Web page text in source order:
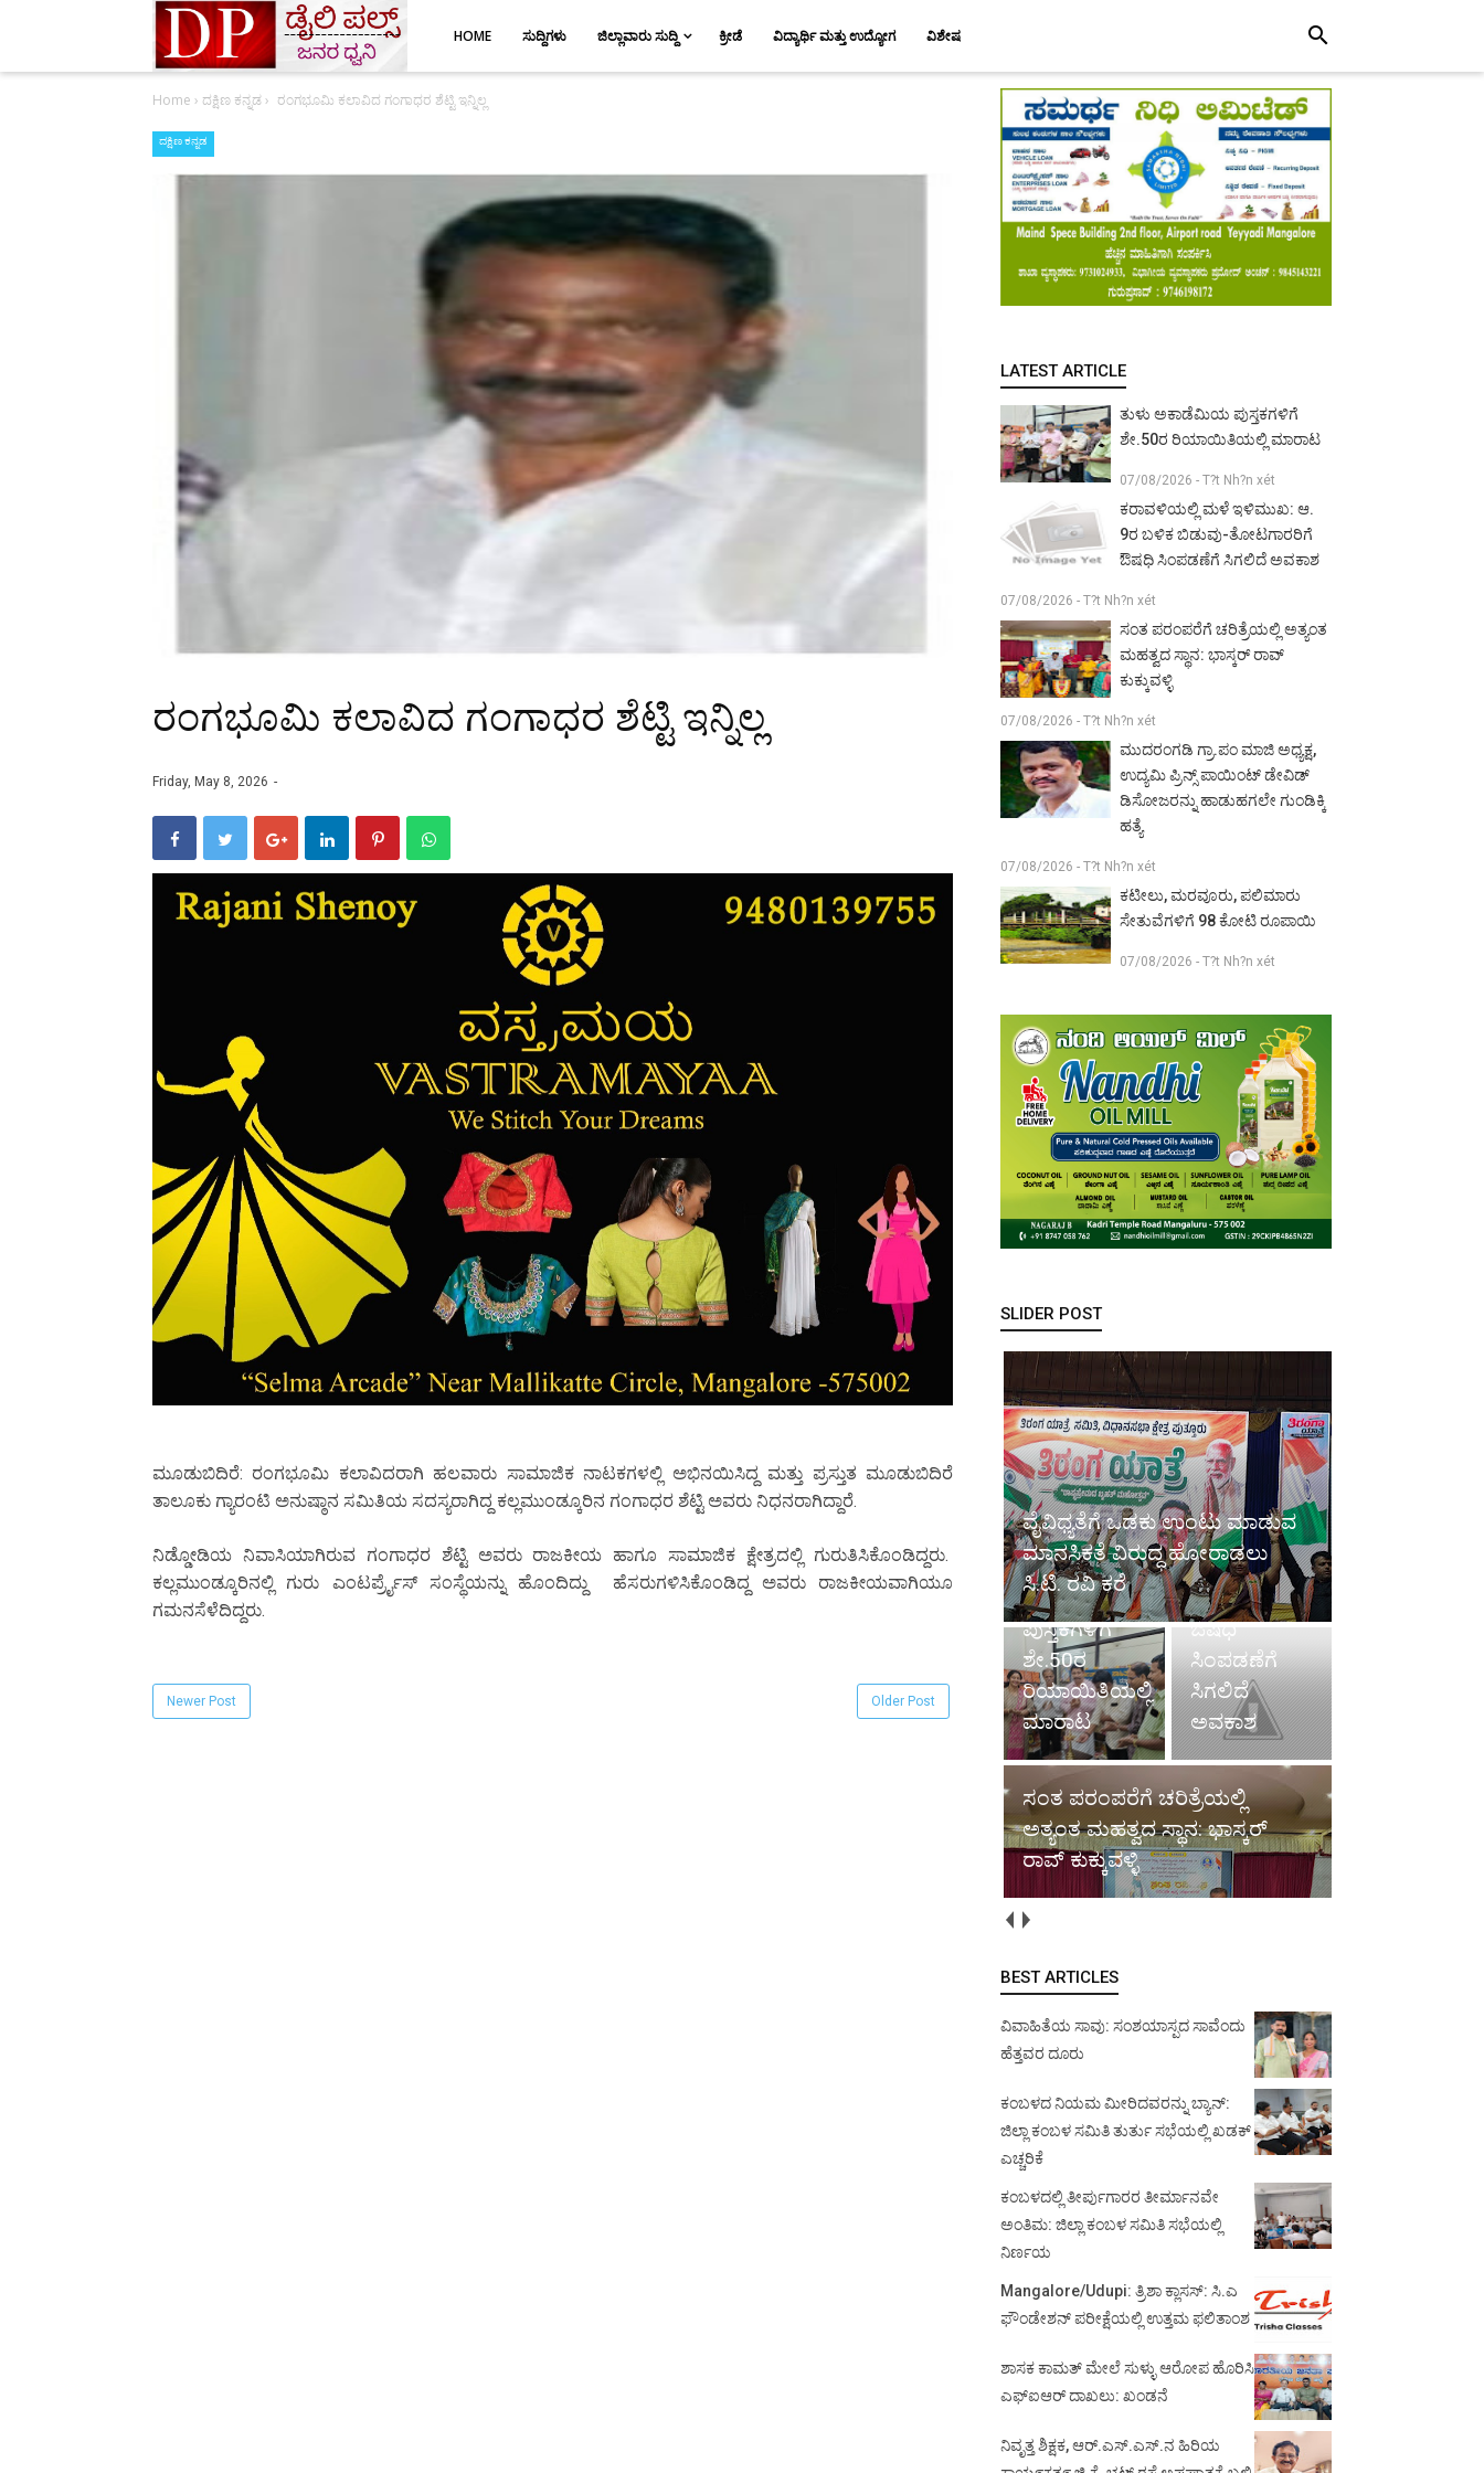
HOME ಸುದ್ದಿಗಳು ಜಿಲ್ಲಾವಾರು ಸುದ್ದಿ ಕ್ರೀಡೆ ವಿದ್ಯಾರ್ಥಿ ಮತ್ತು ಉದ್ಯೋಗ ವಿಶೇಷ search
Home › ದಕ್ಷಿಣ ಕನ್ನಡ› ರಂಗಭೂಮಿ ಕಲಾವಿದ ಗಂಗಾಧರ ಶೆಟ್ಟಿ ಇನ್ನಿಲ್ಲ
ದಕ್ಷಿಣ ಕನ್ನಡ
ರಂಗಭೂಮಿ ಕಲಾವಿದ ಗಂಗಾಧರ ಶೆಟ್ಟಿ ಇನ್ನಿಲ್ಲ
Friday, May 8, 2026
ಮೂಡುಬಿದಿರೆ: ರಂಗಭೂಮಿ ಕಲಾವಿದರಾಗಿ ಹಲವಾರು ಸಾಮಾಜಿಕ ನಾಟಕಗಳಲ್ಲಿ ಅಭಿನಯಿಸಿದ್ದ ಮತ್ತು ಪ್ರಸ್ತುತ ಮೂಡುಬಿದಿರೆ
ತಾಲೂಕು ಗ್ಯಾರಂಟಿ ಅನುಷ್ಠಾನ ಸಮಿತಿಯ ಸದಸ್ಯರಾಗಿದ್ದ ಕಲ್ಲಮುಂಡ್ಕೂರಿನ ಗಂಗಾಧರ ಶೆಟ್ಟಿ ಅವರು ನಿಧನರಾಗಿದ್ದಾರೆ.
ನಿಡ್ಡೋಡಿಯ ನಿವಾಸಿಯಾಗಿರುವ ಗಂಗಾಧರ ಶೆಟ್ಟಿ ಅವರು ರಾಜಕೀಯ ಹಾಗೂ ಸಾಮಾಜಿಕ‌ ಕ್ಷೇತ್ರದಲ್ಲಿ ಗುರುತಿಸಿಕೊಂಡಿದ್ದರು.
ಕಲ್ಲಮುಂಡ್ಕೂರಿನಲ್ಲಿ ಗುರು ಎಂಟರ್ಪ್ರೈಸ್ ಸಂಸ್ಥೆಯನ್ನು ಹೊಂದಿದ್ದು ಹೆಸರುಗಳಿಸಿಕೊಂಡಿದ್ದ ಅವರು ರಾಜಕೀಯವಾಗಿಯೂ
ಗಮನಸೆಳೆದಿದ್ದರು.
Newer Post Older Post
LATEST ARTICLE
ತುಳು ಅಕಾಡೆಮಿಯ ಪುಸ್ತಕಗಳಿಗೆ
ಶೇ.50ರ ರಿಯಾಯಿತಿಯಲ್ಲಿ ಮಾರಾಟ
07/08/2026 - T?t Nh?n xét
ಕರಾವಳಿಯಲ್ಲಿ ಮಳೆ ಇಳಿಮುಖ: ಆ.
9ರ ಬಳಿಕ ಬಿಡುವು-ತೋಟಗಾರರಿಗೆ
ಔಷಧಿ ಸಿಂಪಡಣೆಗೆ ಸಿಗಲಿದೆ ಅವಕಾಶ
07/08/2026 - T?t Nh?n xét
ಸಂತ ಪರಂಪರೆಗೆ ಚರಿತ್ರೆಯಲ್ಲಿ ಅತ್ಯಂತ
ಮಹತ್ವದ ಸ್ಥಾನ: ಭಾಸ್ಕರ್ ರಾವ್
ಕುಕ್ಕುವಳ್ಳಿ
07/08/2026 - T?t Nh?n xét
ಮುದರಂಗಡಿ ಗ್ರಾ.ಪಂ ಮಾಜಿ ಅಧ್ಯಕ್ಷ,
ಉದ್ಯಮಿ ಪ್ರಿನ್ಸ್ ಪಾಯಿಂಟ್ ಡೇವಿಡ್
ಡಿಸೋಜರನ್ನು ಹಾಡುಹಗಲೇ ಗುಂಡಿಕ್ಕಿ
ಹತ್ಯೆ
07/08/2026 - T?t Nh?n xét
ಕಟೀಲು, ಮರವೂರು, ಪಲಿಮಾರು
ಸೇತುವೆಗಳಿಗೆ 98 ಕೋಟಿ ರೂಪಾಯಿ
07/08/2026 - T?t Nh?n xét
SLIDER POST
ವೈವಿಧ್ಯತೆಗೆ ಒಡಕು ಉಂಟು ಮಾಡುವ
ಮಾನಸಿಕತೆ ವಿರುದ್ಧ ಹೋರಾಡಲು
ಸಿ.ಟಿ. ರವಿ ಕರೆ
ತುಳು
ಅಕಾಡೆಮಿಯ
ಪುಸ್ತಕಗಳಿಗೆ
ಶೇ.50ರ
ರಿಯಾಯಿತಿಯಲ್ಲಿ
ಮಾರಾಟ
ಕರಾವಳಿಯಲ್ಲಿ
ಮಳೆ
ಇಳಿಮುಖ: ಆ.
9ರ ಬಳಿಕ
ಬಿಡುವು-
ತೋಟಗಾರರಿಗೆ
ಔಷಧಿ
ಸಿಂಪಡಣೆಗೆ
ಸಿಗಲಿದೆ
ಅವಕಾಶ
ಸಂತ ಪರಂಪರೆಗೆ ಚರಿತ್ರೆಯಲ್ಲಿ
ಅತ್ಯಂತ ಮಹತ್ವದ ಸ್ಥಾನ: ಭಾಸ್ಕರ್
ರಾವ್ ಕುಕ್ಕುವಳ್ಳಿ
BEST ARTICLES
ವಿವಾಹಿತೆಯ ಸಾವು: ಸಂಶಯಾಸ್ಪದ ಸಾವೆಂದು
ಹೆತ್ತವರ ದೂರು
ಕಂಬಳದ ನಿಯಮ ಮೀರಿದವರನ್ನು ಬ್ಯಾನ್:
ಜಿಲ್ಲಾ ಕಂಬಳ ಸಮಿತಿ ತುರ್ತು ಸಭೆಯಲ್ಲಿ ಖಡಕ್
ಎಚ್ಚರಿಕೆ
ಕಂಬಳದಲ್ಲಿ ತೀರ್ಪುಗಾರರ ತೀರ್ಮಾನವೇ
ಅಂತಿಮ: ಜಿಲ್ಲಾ ಕಂಬಳ ಸಮಿತಿ ಸಭೆಯಲ್ಲಿ
ನಿರ್ಣಯ
Mangalore/Udupi: ತ್ರಿಶಾ ಕ್ಲಾಸಸ್: ಸಿ.ಎ
ಫೌಂಡೇಶನ್ ಪರೀಕ್ಷೆಯಲ್ಲಿ ಉತ್ತಮ ಫಲಿತಾಂಶ
ಶಾಸಕ ಕಾಮತ್ ಮೇಲೆ ಸುಳ್ಳು ಆರೋಪ ಹೊರಿಸಿ
ಎಫ್‌ಐಆರ್ ದಾಖಲು: ಖಂಡನೆ
ನಿವೃತ್ತ ಶಿಕ್ಷಕ, ಆರ್.ಎಸ್.ಎಸ್.ನ ಹಿರಿಯ